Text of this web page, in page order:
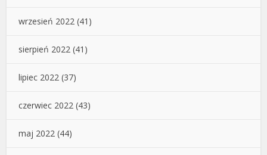
wrzesień 2022 (41)
sierpień 2022 (41)
lipiec 2022 (37)
czerwiec 2022 (43)
maj 2022 (44)